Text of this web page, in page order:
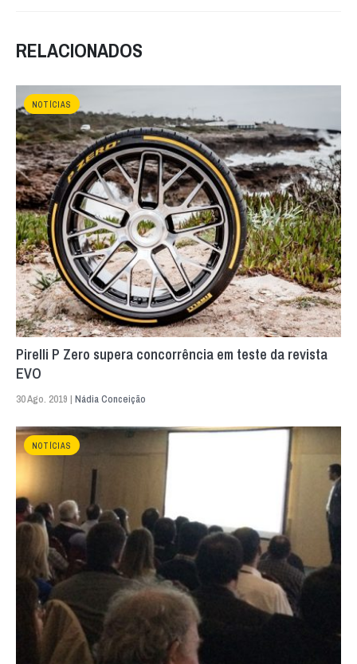
RELACIONADOS
NOTÍCIAS
Pirelli P Zero supera concorrência em teste da revista
EVO
30 Ago. 2019 | Nádia Conceição
NOTÍCIAS